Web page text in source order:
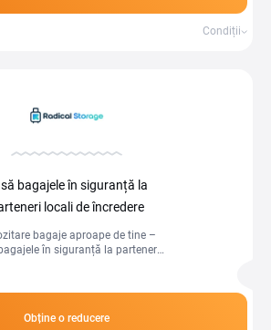
Condiții
bagajele în siguranță la
locali de încredere
bagaje aproape de tine –
în siguranță la parteneri
Obține o reducere